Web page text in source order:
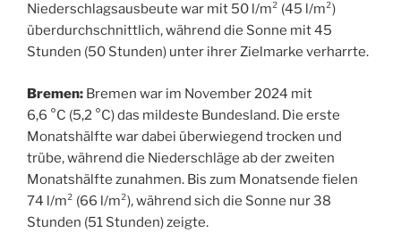
Niederschlagsausbeute war mit 50 l/m² (45 l/m²)
überdurchschnittlich, während die Sonne mit 45
Stunden (50 Stunden) unter ihrer Zielmarke verharrte.
Bremen: Bremen war im November 2024 mit
6,6 °C (5,2 °C) das mildeste Bundesland. Die erste
Monatshälfte war dabei überwiegend trocken und
trübe, während die Niederschläge ab der zweiten
Monatshälfte zunahmen. Bis zum Monatsende fielen
74 l/m² (66 l/m²), während sich die Sonne nur 38
Stunden (51 Stunden) zeigte.